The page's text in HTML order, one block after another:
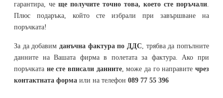
гарантира, че ще получите точно това, което сте поръчали.
Плюс подаръка, който сте избрали при завършване на
поръчката!
За да добавим данъчна фактура по ДДС, трябва да попълните
данните на Вашата фирма в полетата за фактура. Ако при
поръчката не сте вписали данните, може да го направитечрез
контактната форма или на телефон 089 77 55 396